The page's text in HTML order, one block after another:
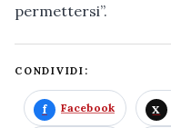
permettersi”.
CONDIVIDI:
Facebook